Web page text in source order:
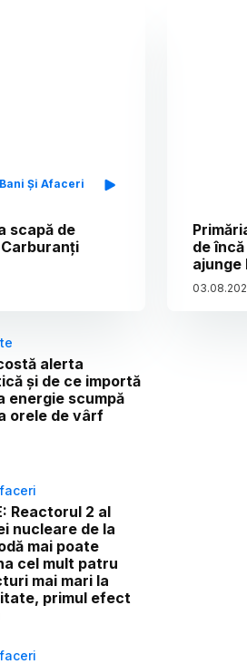
Bani Și Afaceri
scapă de
de
ajunge
03.08.
alerta
și de ce importă
energie scumpă
orele de vârf
Reactorul 2 al
nucleare de la
mai poate
cel mult patru
mai mari la
primul efect